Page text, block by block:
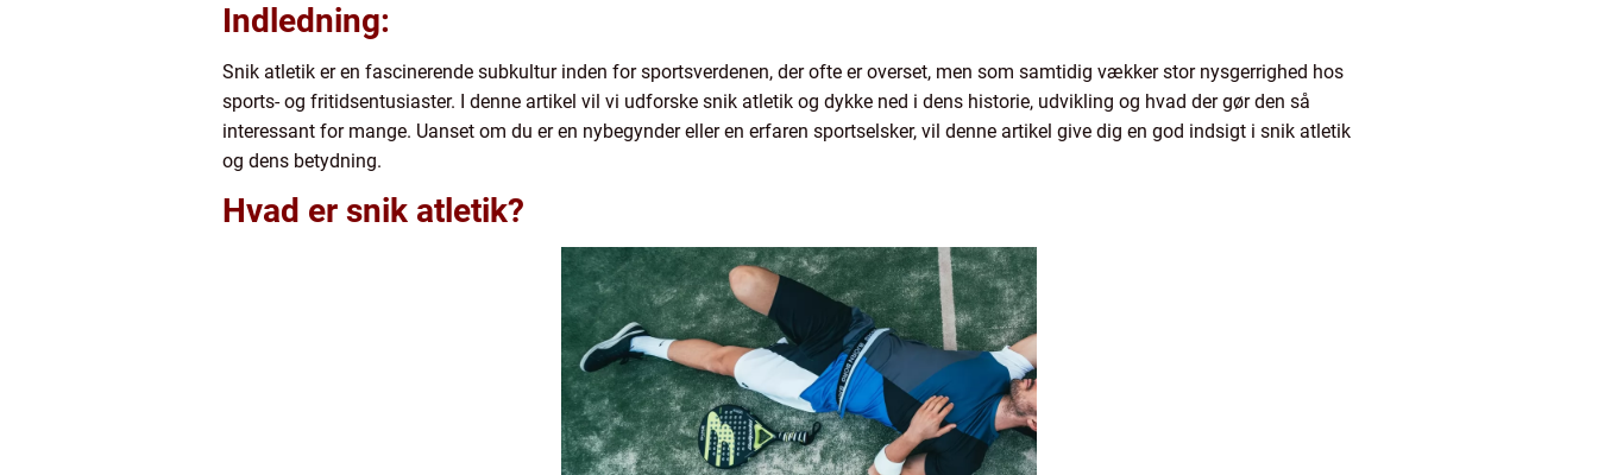
Indledning:
Snik atletik er en fascinerende subkultur inden for sportsverdenen, der ofte er overset, men som samtidig vækker stor nysgerrighed hos
sports- og fritidsentusiaster. I denne artikel vil vi udforske snik atletik og dykke ned i dens historie, udvikling og hvad der gør den så
interessant for mange. Uanset om du er en nybegynder eller en erfaren sportselsker, vil denne artikel give dig en god indsigt i snik atletik
og dens betydning.
Hvad er snik atletik?